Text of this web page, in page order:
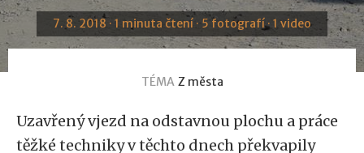
7. 8. 2018 · 1 minuta čtení · 5 fotografí · 1 video
TÉMA Z města
Uzavřený vjezd na odstavnou plochu a práce
těžké techniky v těchto dnech překvapily